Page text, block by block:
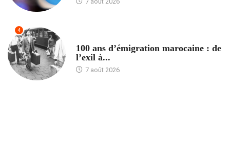
4
100 ans d’émigration marocaine : de
l’exil à...
7 août 2026